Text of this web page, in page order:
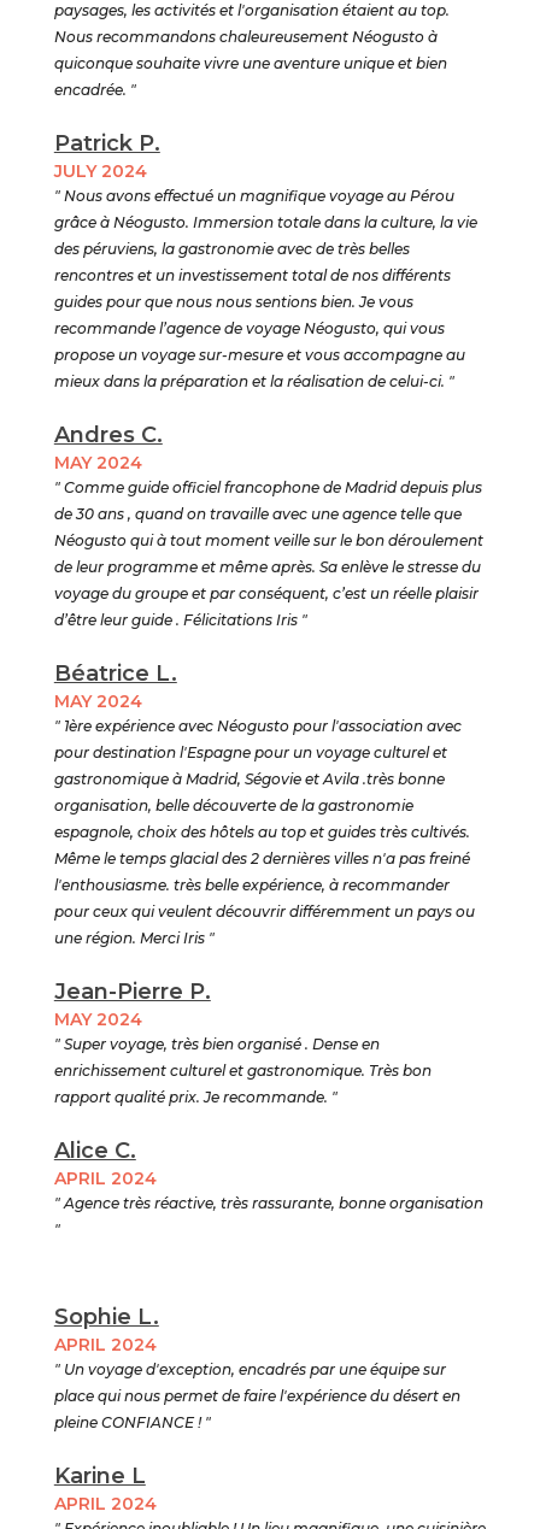
paysages, les activités et l'organisation étaient au top.
Nous recommandons chaleureusement Néogusto à
quiconque souhaite vivre une aventure unique et bien
encadrée. "
Patrick P.
JULY 2024
" Nous avons effectué un magnifique voyage au Pérou
grâce à Néogusto. Immersion totale dans la culture, la vie
des péruviens, la gastronomie avec de très belles
rencontres et un investissement total de nos différents
guides pour que nous nous sentions bien. Je vous
recommande l’agence de voyage Néogusto, qui vous
propose un voyage sur-mesure et vous accompagne au
mieux dans la préparation et la réalisation de celui-ci. "
Andres C.
MAY 2024
" Comme guide officiel francophone de Madrid depuis plus
de 30 ans , quand on travaille avec une agence telle que
Néogusto qui à tout moment veille sur le bon déroulement
de leur programme et même après. Sa enlève le stresse du
voyage du groupe et par conséquent, c’est un réelle plaisir
d’être leur guide . Félicitations Iris "
Béatrice L.
MAY 2024
" 1ère expérience avec Néogusto pour l'association avec
pour destination l'Espagne pour un voyage culturel et
gastronomique à Madrid, Ségovie et Avila .très bonne
organisation, belle découverte de la gastronomie
espagnole, choix des hôtels au top et guides très cultivés.
Même le temps glacial des 2 dernières villes n'a pas freiné
l'enthousiasme. très belle expérience, à recommander
pour ceux qui veulent découvrir différemment un pays ou
une région. Merci Iris "
Jean-Pierre P.
MAY 2024
" Super voyage, très bien organisé . Dense en
enrichissement culturel et gastronomique. Très bon
rapport qualité prix. Je recommande. "
Alice C.
APRIL 2024
" Agence très réactive, très rassurante, bonne organisation
"
Sophie L.
APRIL 2024
" Un voyage d'exception, encadrés par une équipe sur
place qui nous permet de faire l'expérience du désert en
pleine CONFIANCE ! "
Karine L
APRIL 2024